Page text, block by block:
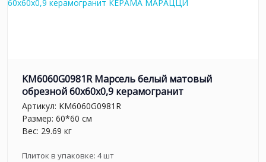
KM6060G0981R Марсель белый матовый
обрезной 60x60x0,9 керамогранит
Артикул: KM6060G0981R
Размер: 60*60 см
Вес: 29.69 кг
Плиток в упаковке: 4шт